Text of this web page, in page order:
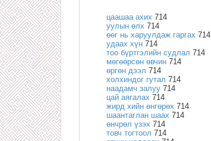
цаашаа ахих 714
уулын өлх 714
өөг нь харуулдаж гаргах 714
удаах хүн 714
тоо бүртгэлийн судлал 714
мөгөөрсөн өвчин 714
өргөн дээл 714
холхиндог гутал 714
наадамч залуу 714
цай аягалах 714
жирд хийн өнгөрөх 714
шаантаглан шаах 714
өнчрөл үзэх 714
товч тогтоол 714